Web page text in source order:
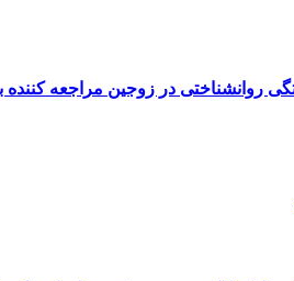
روانشناختی در زوجین مراجعه